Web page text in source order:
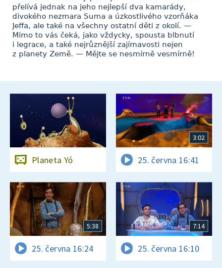
přelívá jednak na jeho nejlepší dva kamarády,
divokého nezmara Suma a úzkostlivého vzorňáka
Jeffa, ale také na všechny ostatní děti z okolí. —
Mimo to vás čeká, jako vždycky, spousta blbnutí
i legrace, a také nejrůznější zajímavosti nejen
z planety Země. — Mějte se nesmírně vesmírně!
Planeta Yó
3:02
25. června 16:41
5:38
25. června 16:24
7:14
25. června 16:10